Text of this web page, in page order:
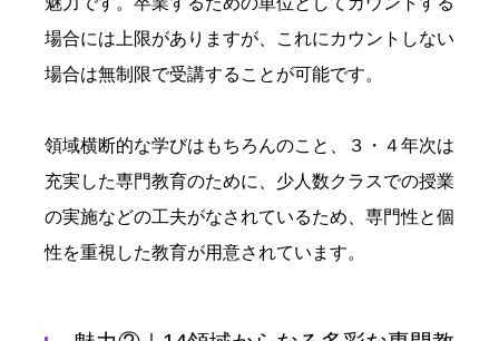
場合には上限がありますが、これにカウントしない
場合は無制限で受講することが可能です。
領域横断的な学びはもちろんのこと、３・４年次は
充実した専門教育のために、少人数クラスでの授業
の実施などの工夫がなされているため、専門性と個
性を重視した教育が用意されています。